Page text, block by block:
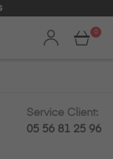
0
Service Client:
05 56 81 25 96